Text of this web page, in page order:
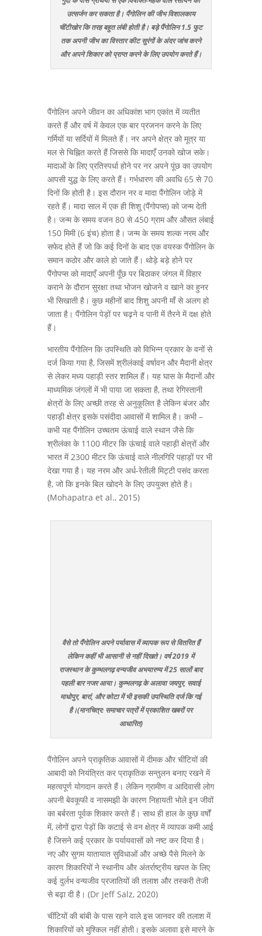
उत्सर्जन कर सकता है। पैंगोलिन की जीभ विशालकाय
चींटीखोर कि तरह बहुत लंबी होती है। बड़े पैंगोलिन 1.5 फुट
तक अपनी जीभ का विस्तार कीट सुरंगों के अंदर जांच करने
और अपने शिकार को प्राप्त करने के लिए उपयोग करते हैं।
पैंगोलिन अपने जीवन का अधिकांश भाग एकांत में व्यतीत
करते हैं और वर्ष में केवल एक बार प्रजनन करने के लिए
गर्मियों या सर्दियों में मिलते हैं। नर अपने क्षेत्र को मूत्र या
मल से चिह्नित करते हैं जिससे कि मादाएँ उनको खोज सके।
मादाओं के लिए प्रतिस्पर्धा होने पर नर अपने पूंछ का उपयोग
आपसी युद्ध के लिए करते हैं। गर्भधारण की अवधि 65 से 70
दिनों कि होती है। इस दौरान नर व मादा पैंगोलिन जोड़े में
रहते हैं। मादा साल में एक ही शिशु (पैंगोपप्स) को जन्म देती
है। जन्म के समय वजन 80 से 450 ग्राम और औसत लंबाई
150 मिमी (6 इंच) होता है। जन्म के समय शल्क नरम और
सफेद होते हैं जो कि कई दिनों के बाद एक वयस्क पैंगोलिन के
समान कठोर और काले हो जाते हैं। थोड़े बड़े होने पर
पैंगोपप्स को मादाएँ अपनी पूँछ पर बिठाकर जंगल में विहार
कराने के दौरान सुरक्षा तथा भोजन खोजने व खाने का हुनर
भी सिखाती है। कुछ महीनों बाद शिशु अपनी माँ से अलग हो
जाता है। पैंगोलिन पेड़ों पर चढ़ने व पानी में तैरने में दक्ष होते
हैं।
भारतीय पैंगोलिन कि उपस्थिति को विभिन्न प्रकार के वनों से
दर्ज किया गया है, जिसमें श्रीलंकाई वर्षावन और मैदानी क्षेत्र
से लेकर मध्य पहाड़ी स्तर शामिल हैं। यह घास के मैदानों और
माध्यमिक जंगलों में भी पाया जा सकता है, तथा रेगिस्तानी
क्षेत्रों के लिए अच्छी तरह से अनुकूलित है लेकिन बंजर और
पहाड़ी क्षेत्र इसके पसंदीदा आवासों में शामिल है। कभी –
कभी यह पैंगोलिन उच्चतम ऊंचाई वाले स्थान जैसे कि
श्रीलंका के 1100 मीटर कि ऊंचाई वाले पहाड़ी क्षेत्रों और
भारत में 2300 मीटर कि ऊंचाई वाले नीलगिरि पहाड़ों पर भी
देखा गया है। यह नरम और अर्ध-रेतीली मिट्टी पसंद करता
है, जो कि इनके बिल खोदने के लिए उपयुक्त होते है।
(Mohapatra et al., 2015)
वैसे तो पैंगोलिन अपने पर्यावास में व्यापक रूप से वितरित हैं
लेकिन कहीं भी आसानी से नहीं दिखते। वर्ष 2019 में
राजस्थान के कुम्भलगढ़ वन्यजीव अभयारण्य में 25 सालों बाद
पहली बार नजर आया। कुम्भलगढ़ के अलावा जयपुर, सवाई
माधोपुर, बारां, और कोटा में भी इसकी उपस्थिति दर्ज कि गई
है।(मानचित्र: समाचार पत्रों में प्रकाशित खबरों पर
आधारित)
पैंगोलिन अपने प्राकृतिक आवासों में दीमक और चींटियों की
आबादी को नियंत्रित कर प्राकृतिक सन्तुलन बनाए रखने में
महत्वपूर्ण योगदान करते हैं। लेकिन ग्रामीण व आदिवासी लोग
अपनी बेवकूफी व नासमझी के कारण निहायती भोले इन जीवों
का बर्बरता पूर्वक शिकार करते हैं। साथ ही हाल के कुछ वर्षों
में, लोगों द्वारा पेड़ों कि कटाई से वन क्षेत्र में व्यापक कमी आई
है जिसने कई प्रकार के पर्यायवासों को नष्ट कर दिया है।
नए और सुगम यातायात सुविधाओं और अच्छे पैसे मिलने के
कारण शिकारियों ने स्थानीय और अंतर्राष्ट्रीय खपत के लिए
कई दुर्लभ वन्यजीव प्रजातियों की तलाश और तस्करी तेजी
से बढ़ा दी है। (Dr Jeff Salz, 2020)
चींटियों की बांबी के पास रहने वाले इस जानवर की तलाश में
शिकारियों को मुश्किल नहीं होती। इसके अलावा इसे मारने के